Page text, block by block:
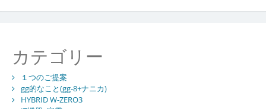
カテゴリー
１つのご提案
gg的なこと(gg-8+ナニカ)
HYBRID W-ZERO3